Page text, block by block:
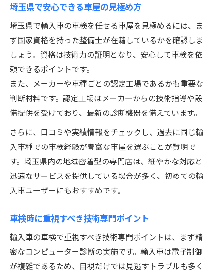
埼玉県で安心できる車屋の見極め方
埼玉県で輸入車の車検を任せる車屋を見極めるには、ま
ず国家資格を持った整備士が在籍しているかを確認しま
しょう。資格は技術力の証明となり、安心して車検を依
頼できるポイントです。
また、メーカーや車種ごとの認定工場であるかも重要な
判断材料です。認定工場はメーカーからの技術指導や設
備提供を受けており、最新の診断機器を備えています。
さらに、口コミや実績情報をチェックし、過去に同じ輸
入車種での車検経験が豊富な車屋を選ぶことが賢明で
す。埼玉県内の地域密着型の専門店は、細やかな対応と
迅速なサービスを提供している場合が多く、初めての輸
入車ユーザーにもおすすめです。
車検時に重視すべき技術専門ポイント
輸入車の車検で重視すべき技術専門ポイントは、まず精
密なコンピューター診断の実施です。輸入車は電子制御
が複雑であるため、目視だけでは見逃すトラブルも多く